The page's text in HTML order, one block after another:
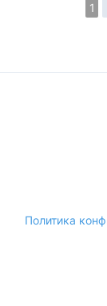
1
Политика